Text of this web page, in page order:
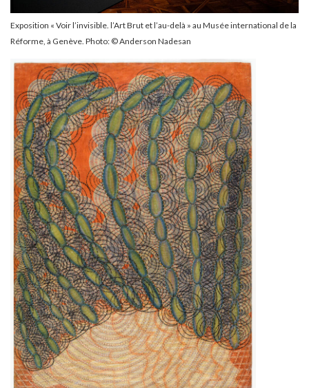
Exposition « Voir l’invisible. l’Art Brut et l’au-delà » au Musée international de la
Réforme, à Genève. Photo: © Anderson Nadesan